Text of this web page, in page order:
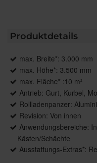
Produktdetails
max. Breite*: 3.000 mm
max. Höhe*: 3.500 mm
max. Fläche* :10 m²
Antrieb: Gurt, Kurbel,
Rollladenpanzer:
Revision: Von innen
Anwendungsbereiche:
Kästen/Schächte
Ausstattungs-Extras*: